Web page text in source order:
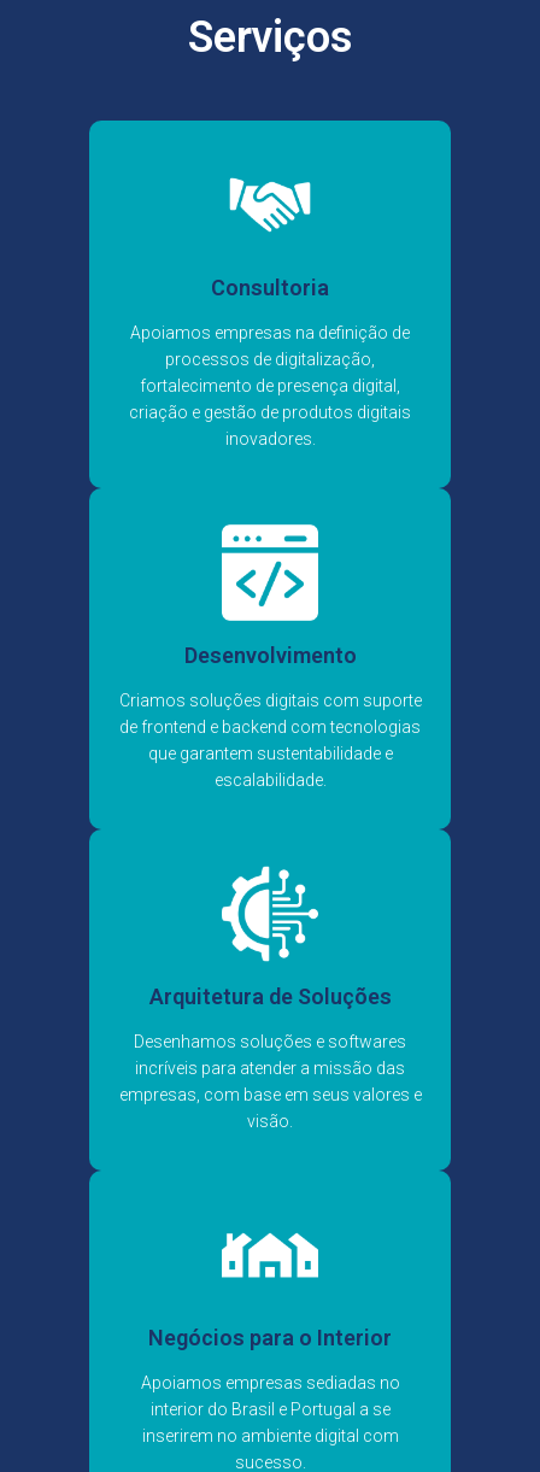
Serviços
Consultoria
Apoiamos empresas na definição de
processos de digitalização,
fortalecimento de presença digital,
criação e gestão de produtos digitais
inovadores.
Desenvolvimento
Criamos soluções digitais com suporte
de frontend e backend com tecnologias
que garantem sustentabilidade e
escalabilidade.
Arquitetura de Soluções
Desenhamos soluções e softwares
incríveis para atender a missão das
empresas, com base em seus valores e
visão.
Negócios para o Interior
Apoiamos empresas sediadas no
interior do Brasil e Portugal a se
inserirem no ambiente digital com
sucesso.